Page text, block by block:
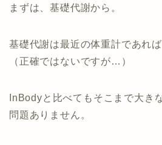
まずは、基礎代謝から。
基礎代謝は最近の体重計であれ
（正確ではないですが…）
InBodyと比べてもそこまで大き
問題ありません。